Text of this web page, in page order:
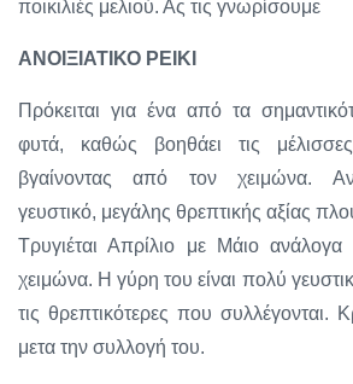
ποικιλιές μελιού. Ας τις γνωρίσουμε
ΑΝΟΙΞΙΑΤΙΚΟ ΡΕΙΚΙ
Πρόκειται για ένα από τα
φυτά, καθώς βοηθάει τις
βγαίνοντας από τον χειμώνα.
γευστικό, μεγάλης θρεπτικής αξίας
Τρυγιέται Απρίλιο με Μάιο ανάλογα
χειμώνα. Η γύρη του είναι πολύ
τις θρεπτικότερες που συλλέγονται.
μετα την συλλογή του.